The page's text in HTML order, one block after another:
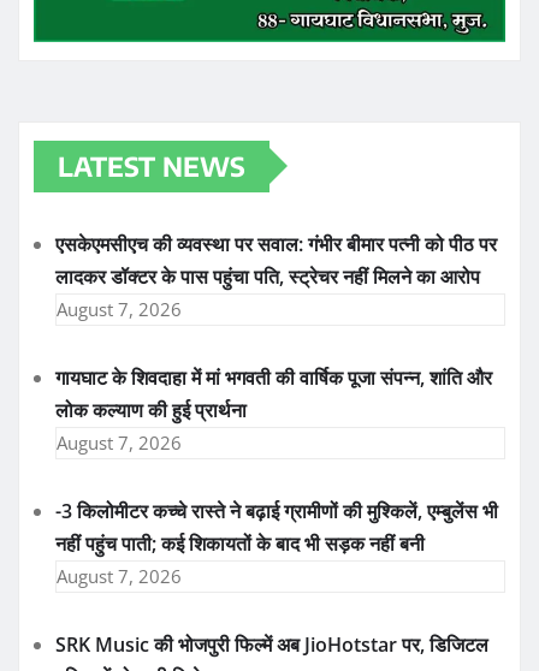
LATEST NEWS
एसकेएमसीएच की व्यवस्था पर सवाल: गंभीर बीमार पत्नी को पीठ पर
लादकर डॉक्टर के पास पहुंचा पति, स्ट्रेचर नहीं मिलने का आरोप
August 7, 2026
गायघाट के शिवदाहा में मां भगवती की वार्षिक पूजा संपन्न, शांति और
लोक कल्याण की हुई प्रार्थना
August 7, 2026
-3 किलोमीटर कच्चे रास्ते ने बढ़ाई ग्रामीणों की मुश्किलें, एम्बुलेंस भी
नहीं पहुंच पाती; कई शिकायतों के बाद भी सड़क नहीं बनी
August 7, 2026
SRK Music की भोजपुरी फिल्में अब JioHotstar पर, डिजिटल